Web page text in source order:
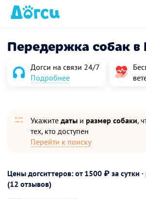
Передержка собак в
Догси на связи 24/7
Подробнее
Укажите даты и размер собаки,
тех, кто доступен
Перейти к поиску
Цены догситтеров: от 1500 ₽ за сутки ·
(12 отзывов)